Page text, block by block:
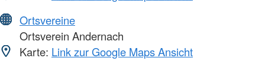
Ortsvereine
Ortsverein Andernach
Karte: Link zur Google Maps Ansicht